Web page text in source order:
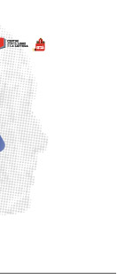
del progetto
Anita –
sostiene il
0 e 6 anni, con
e fragilità
di crescita
asili nido
Fondazione